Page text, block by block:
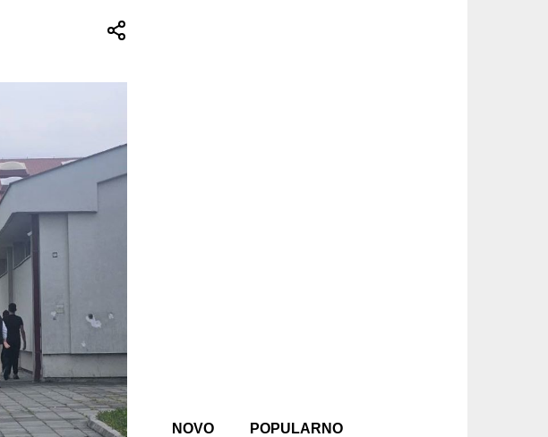
NOVO POPULARNO